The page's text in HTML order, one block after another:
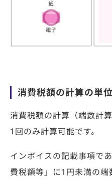
消費税額の計算の単位
消費税額の計算（端数計
1 回のみ計算可能です。
インボイスの記載事項で
費税額等」に1円未満の端